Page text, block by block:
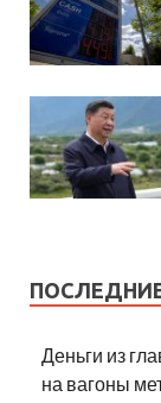
Деньги из
на вагоны